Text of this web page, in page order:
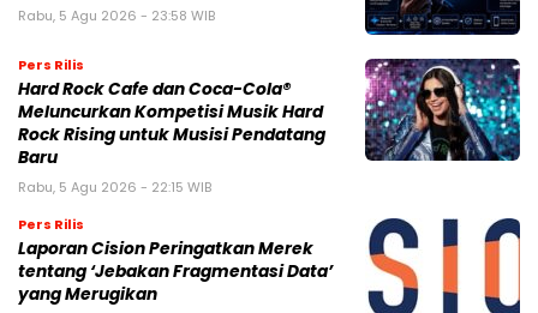
Rabu, 5 Agu 2026 - 23:58 WIB
Pers Rilis
Hard Rock Cafe dan Coca-Cola®
Meluncurkan Kompetisi Musik Hard
Rock Rising untuk Musisi Pendatang
Baru
Rabu, 5 Agu 2026 - 22:15 WIB
Pers Rilis
Laporan Cision Peringatkan Merek
tentang ‘Jebakan Fragmentasi Data’
yang Merugikan